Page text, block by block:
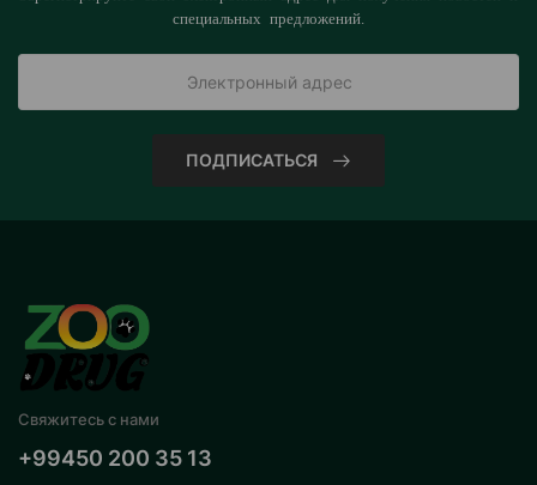
специальных предложений.
ПОДПИСАТЬСЯ
Свяжитесь с нами
+99450 200 35 13